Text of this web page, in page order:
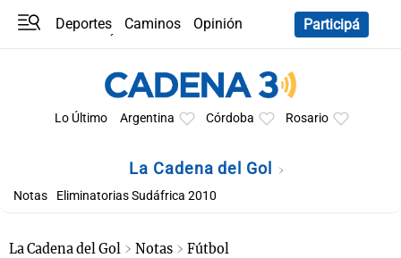
Deportes Caminos
Opinión
Participá
Lo Último Argentina Córdoba Rosario
La Cadena del Gol
Notas Eliminatorias Sudáfrica 2010
La Cadena del Gol Notas Fútbol